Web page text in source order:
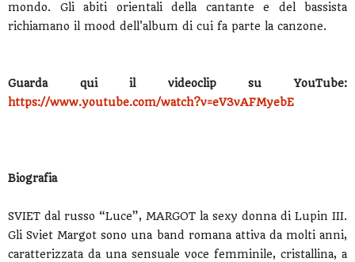
mondo. Gli abiti orientali della cantante e del bassista
richiamano il mood dell'album di cui fa parte la canzone.
Guarda qui il videoclip su YouTube:
https://www.youtube.com/watch?v=eV3vAFMyebE
Biografia
SVIET dal russo “Luce”, MARGOT la sexy donna di Lupin III.
Gli Sviet Margot sono una band romana attiva da molti anni,
caratterizzata da una sensuale voce femminile, cristallina, a